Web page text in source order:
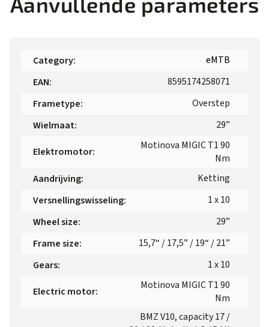
Category:
eMTB
EAN:
8595174258071
Frametype:
Overstep
Wielmaat: 29”
Elektromotor:
Motinova MIGIC T1 90
Nm
Aandrijving:
Ketting
Versnellingswisseling:
1 x 10
Wheel size:
29”
Frame size:
15,7“ / 17,5” / 19“ / 21”
Gears: 1 x 10
Electric motor:
Motinova MIGIC T1 90
Nm
BMZ V10, capacity 17 /